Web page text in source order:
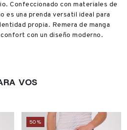
Confeccionado con materiales de
es una prenda versatil ideal para
propia. Remera de manga
con un diseño moderno.
VOS
50%